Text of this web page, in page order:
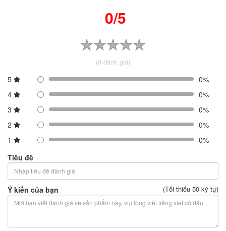
0/5
(0 đánh giá)
5
0%
4
0%
3
0%
2
0%
1
0%
Tiêu đề
Ý kiến của bạn (Tối thiểu 50 ký tự)